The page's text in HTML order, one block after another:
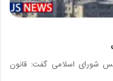
شورای اسلامی گفت: قانون